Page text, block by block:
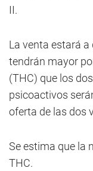
II.
La venta estará
tendrán mayor
(THC) que los
psicoactivos
oferta de las dos
Se estima que la
THC.